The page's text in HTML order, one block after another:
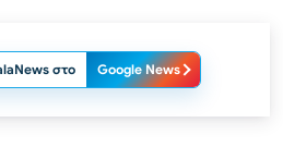
στο Google News